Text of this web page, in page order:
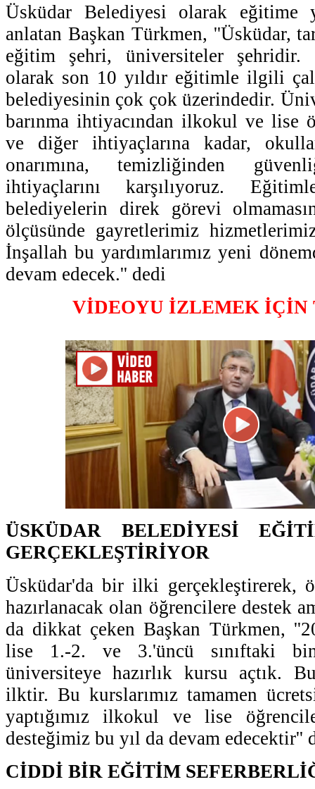
Üsküdar Belediyesi olarak eğitime
anlatan Başkan Türkmen, ''Üsküdar,
eğitim şehri, üniversiteler şehridir.
olarak son 10 yıldır eğitimle ilgili
belediyesinin çok çok üzerindedir.
barınma ihtiyacından ilkokul ve lise
ve diğer ihtiyaçlarına kadar,
onarımına, temizliğinden
ihtiyaçlarını karşılıyoruz.
belediyelerin direk görevi
ölçüsünde gayretlerimiz
İnşallah bu yardımlarımız yeni
devam edecek.'' dedi
VİDEOYU İZLEMEK
ÜSKÜDAR BELEDİYESİ
GERÇEKLEŞTİRİYOR
Üsküdar'da bir ilki gerçekleştirerek,
hazırlanacak olan öğrencilere destek
da dikkat çeken Başkan Türkmen,
lise 1.-2. ve 3.'üncü sınıftaki
üniversiteye hazırlık kursu açtık.
ilktir. Bu kurslarımız tamamen
yaptığımız ilkokul ve lise
desteğimiz bu yıl da devam edecektir''
CİDDİ BİR EĞİTİM